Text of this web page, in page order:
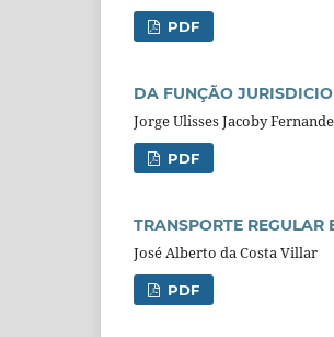
PDF
DA FUNÇÃO
Jorge Ulisses Jacoby
PDF
TRANSPORTE REGULAR
José Alberto da Costa Villar
PDF